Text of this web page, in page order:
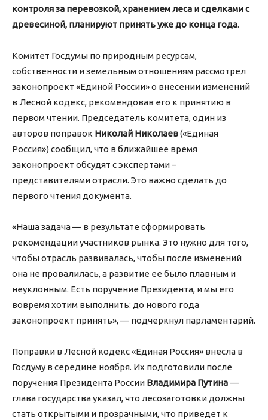
контроля за перевозкой, хранением леса и сделками с
древесиной, планируют принять уже до конца года.
Комитет Госдумы по природным ресурсам,
собственности и земельным отношениям рассмотрел
законопроект «Единой России» о внесении изменений
в Лесной кодекс, рекомендовав его к принятию в
первом чтении. Председатель комитета, один из
авторов поправок Николай Николаев(«Единая
Россия») сообщил, что в ближайшее время
законопроект обсудят с экспертами –
представителями отрасли. Это важно сделать до
первого чтения документа.
«Наша задача — в результате сформировать
рекомендации участников рынка. Это нужно для того,
чтобы отрасль развивалась, чтобы после изменений
она не провалилась, а развитие ее было плавным и
неуклонным. Есть поручение Президента, и мы его
вовремя хотим выполнить: до нового года
законопроект принять», — подчеркнул парламентарий.
Поправки в Лесной кодекс «Единая Россия» внесла в
Госдуму в середине ноября. Их подготовили после
поручения Президента России Владимира Путина—
глава государства указал, что лесозаготовки должны
стать открытыми и прозрачными, что приведет к